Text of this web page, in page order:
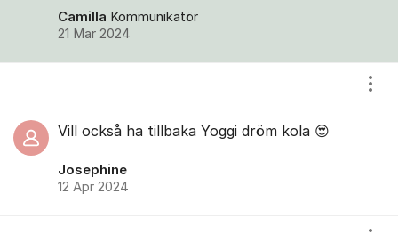
Camilla Kommunikatör
21 Mar 2024
Vill också ha tillbaka Yoggi dröm kola 😍
Josephine
12 Apr 2024